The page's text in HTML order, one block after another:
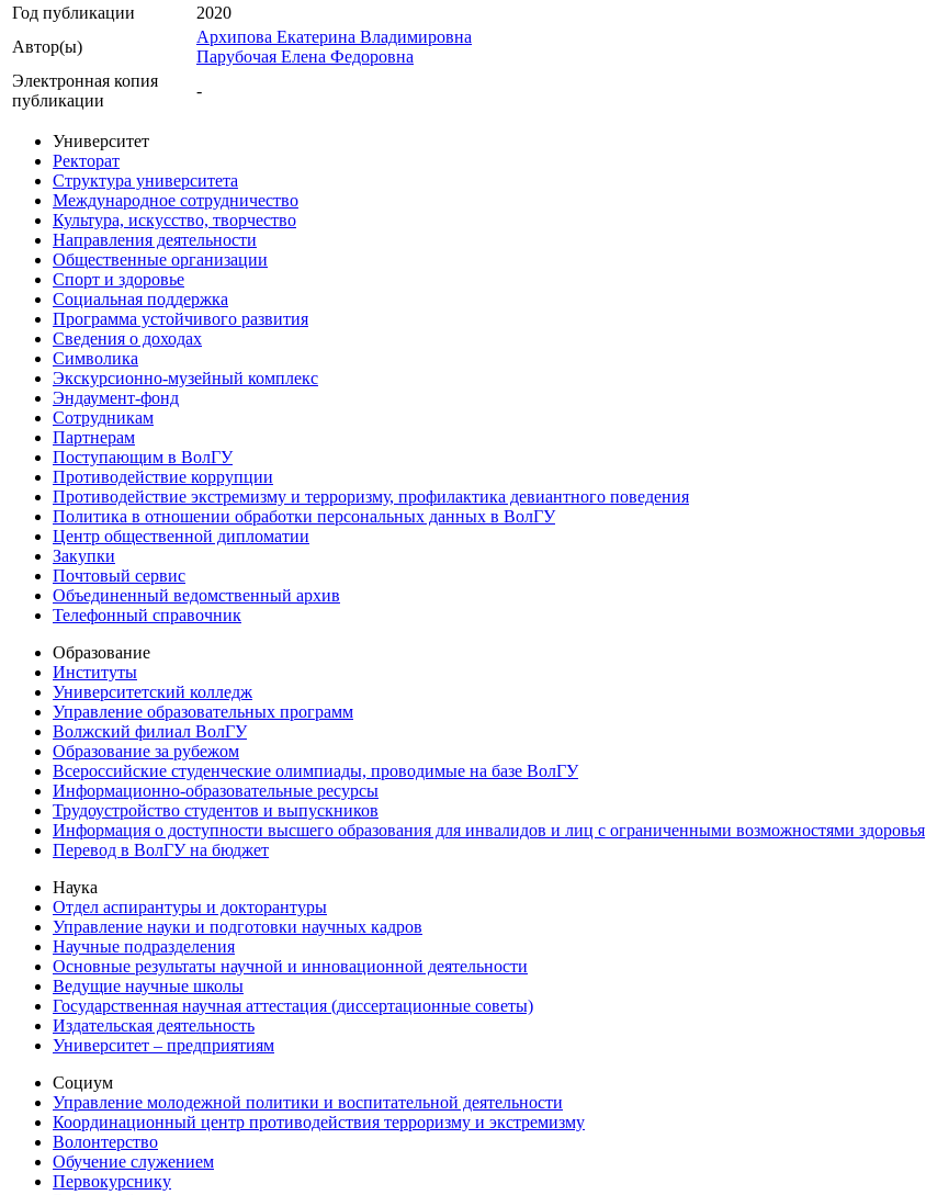
Год публикации
2020
Автор(ы)
Архипова Екатерина Владимировна
Парубочая Елена Федоровна
Электронная копия
публикации
-
Университет
Ректорат
Структура университета
Международное сотрудничество
Культура, искусство, творчество
Направления деятельности
Общественные организации
Спорт и здоровье
Социальная поддержка
Программа устойчивого развития
Сведения о доходах
Символика
Экскурсионно-музейный комплекс
Эндаумент-фонд
Сотрудникам
Партнерам
Поступающим в ВолГУ
Противодействие коррупции
Противодействие экстремизму и терроризму, профилактика девиантного поведения
Политика в отношении обработки персональных данных в ВолГУ
Центр общественной дипломатии
Закупки
Почтовый сервис
Объединенный ведомственный архив
Телефонный справочник
Образование
Институты
Университетский колледж
Управление образовательных программ
Волжский филиал ВолГУ
Образование за рубежом
Всероссийские студенческие олимпиады, проводимые на базе ВолГУ
Информационно-образовательные ресурсы
Трудоустройство студентов и выпускников
Информация о доступности высшего образования для инвалидов и лиц с ограниченными возможностями здоровья
Перевод в ВолГУ на бюджет
Наука
Отдел аспирантуры и докторантуры
Управление науки и подготовки научных кадров
Научные подразделения
Основные результаты научной и инновационной деятельности
Ведущие научные школы
Государственная научная аттестация (диссертационные советы)
Издательская деятельность
Университет – предприятиям
Социум
Управление молодежной политики и воспитательной деятельности
Координационный центр противодействия терроризму и экстремизму
Волонтерство
Обучение служением
Первокурснику